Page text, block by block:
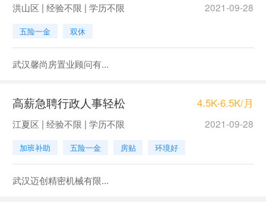
洪山区 | 经验不限 | 学历不限 2021-09-28
五险一金 双休
武汉馨尚房置业顾问有...
高薪急聘行政人事轻松 4.5K-6.5K/月
江夏区 | 经验不限 | 学历不限 2021-09-28
加班补助 五险一金 房贴 环境好
武汉迈创精密机械有限...